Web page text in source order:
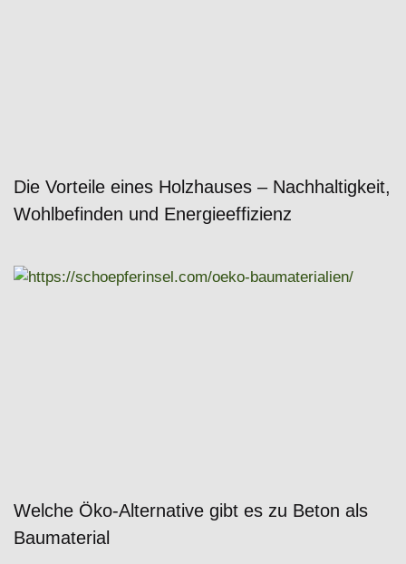
Die Vorteile eines Holzhauses – Nachhaltigkeit,
Wohlbefinden und Energieeffizienz
Welche Öko-Alternative gibt es zu Beton als
Baumaterial